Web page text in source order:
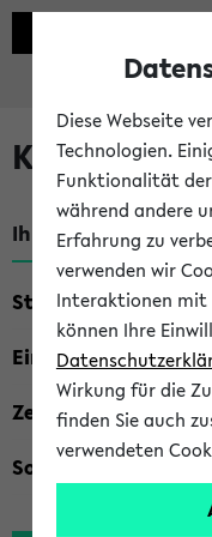
Ihre Suchkriterien:
Studienfach
Einrichtung
Zeiten
Sonstiges
Diese Webseite
Technologien.
Funktionalität
während andere
Erfahrung zu
verwenden wir
Interaktionen mit
können Ihre
Wirkung für die
finden Sie auch
verwendeten